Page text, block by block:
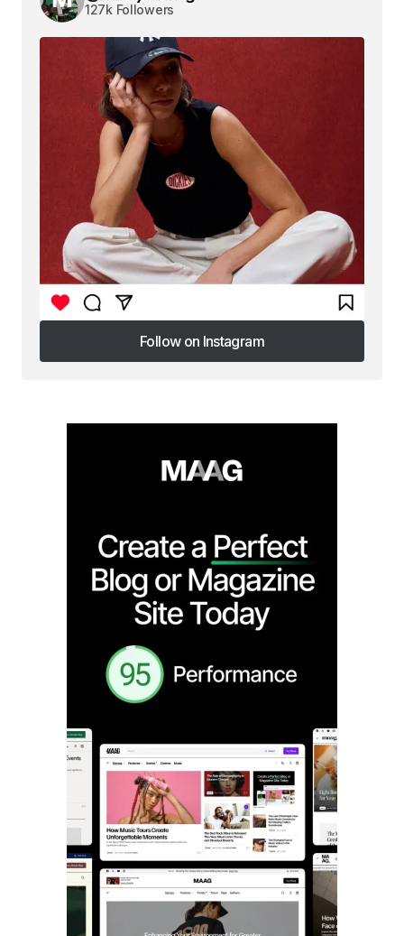
127k Followers
Follow on Instagram
Follow on Instagram